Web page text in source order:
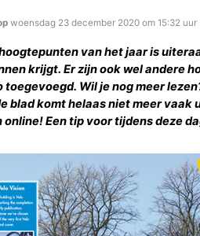
woensdag 23 december 2020 om 15:32 uur
van het jaar is
krijgt. Er zijn ook wel andere
toegevoegd. Wil je nog meer
blad komt helaas niet meer vaak
online! Een tip voor tijdens deze